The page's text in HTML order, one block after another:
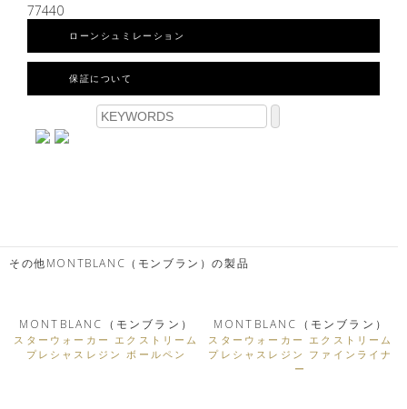
77440
ローンシュミレーション
保証について
その他MONTBLANC（モンブラン）の製品
MONTBLANC（モンブラン）
スターウォーカー エクストリーム
プレシャスレジン ボールペン
MONTBLANC（モンブラン）
スターウォーカー エクストリーム
プレシャスレジン ファインライナ
ー